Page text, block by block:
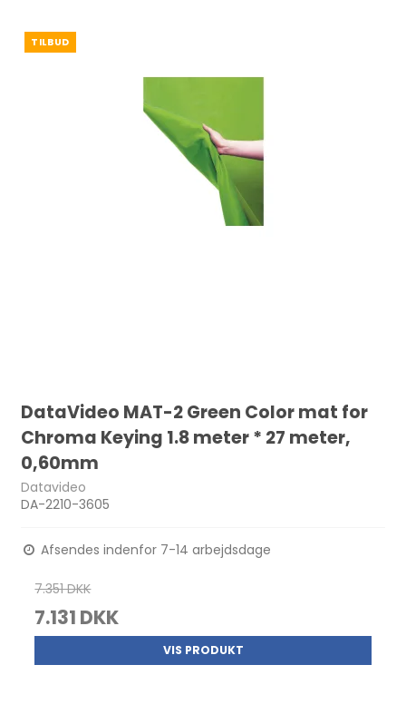
TILBUD
DataVideo MAT-2 Green Color mat for
Chroma Keying 1.8 meter * 27 meter,
0,60mm
Datavideo
DA-2210-3605
Afsendes indenfor 7-14 arbejdsdage
7.351 DKK
7.131 DKK
VIS PRODUKT